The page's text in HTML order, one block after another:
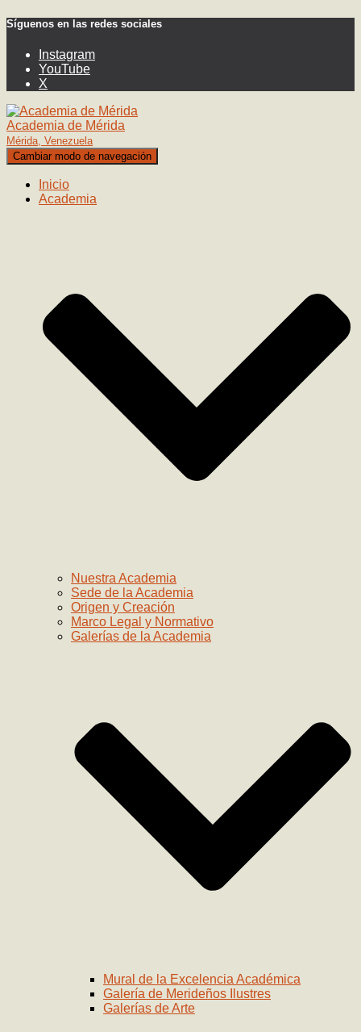
Síguenos en las redes sociales
Instagram
YouTube
X
Academia de Mérida
Mérida, Venezuela
Cambiar modo de navegación
Inicio
Academia
Nuestra Academia
Sede de la Academia
Origen y Creación
Marco Legal y Normativo
Galerías de la Academia
Mural de la Excelencia Académica
Galería de Merideños Ilustres
Galerías de Arte